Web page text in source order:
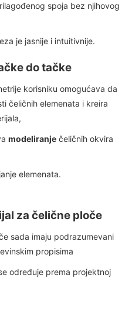
spoja bez njihovog
je jasnije i intuitivnije.
do tačke
korisniku omogućava da
čeličnih elemenata i kreira
modeliranje čeličnih okvira
elemenata.
za čelične ploče
sada imaju podrazumevani
propisima
određuje prema projektnoj